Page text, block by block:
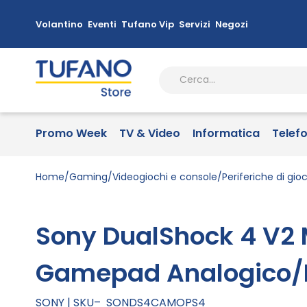
Volantino Eventi Tufano Vip Servizi Negozi
Promo Week TV & Video Informatica
Home Gaming Videogiochi e console Periferiche di
Sony DualShock 4
Gamepad
SONY SKU SONDS4CAMOPS4